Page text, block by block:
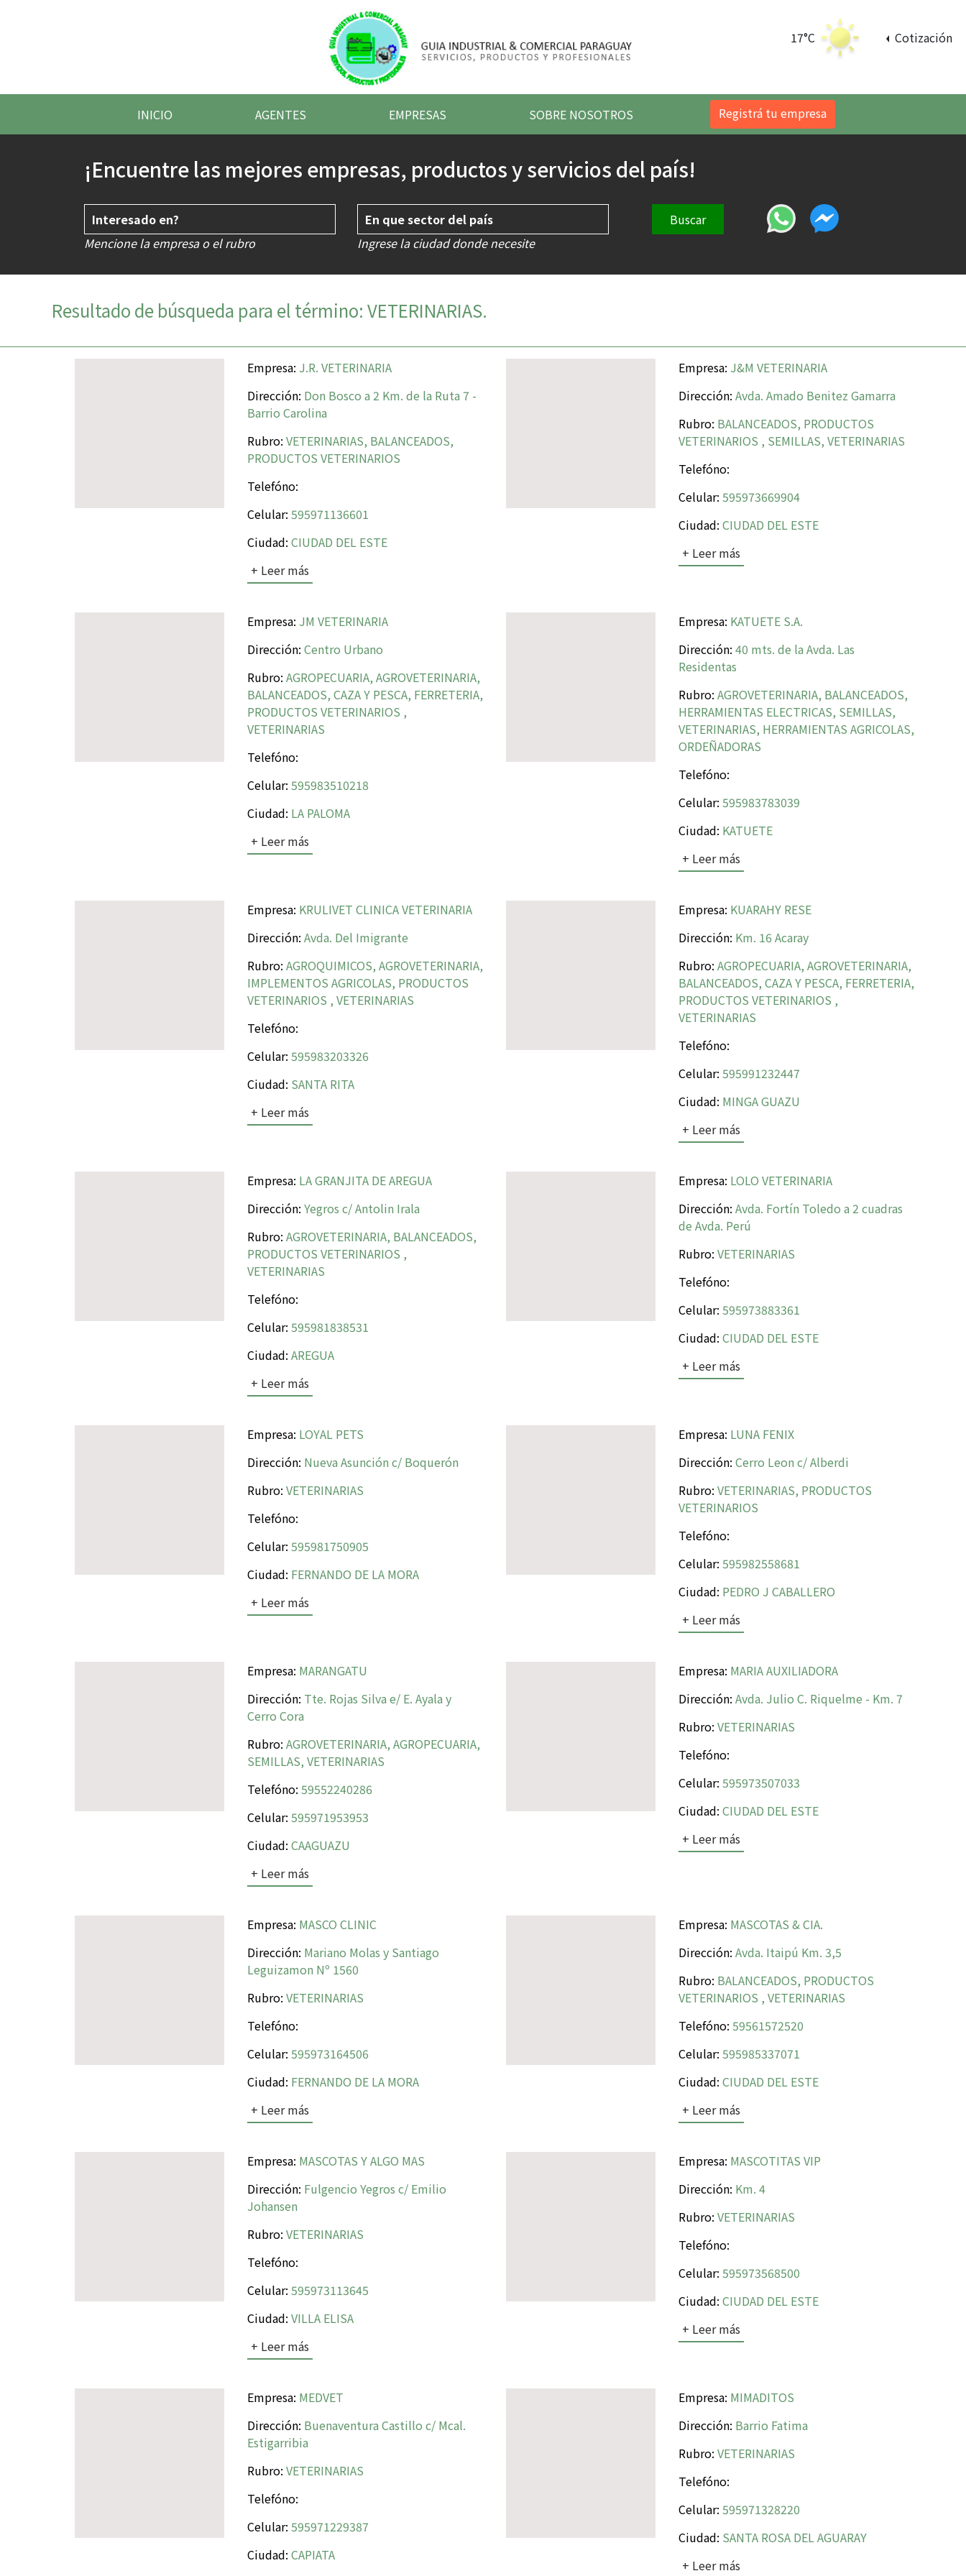
17°C Cotización
INICIO AGENTES EMPRESAS SOBRE NOSOTROS Registrá tu empresa
¡Encuentre las mejores empresas, productos y servicios del país!
Mencione la empresa o el rubro Ingrese la ciudad donde necesite
Buscar
Resultado de búsqueda para el término: VETERINARIAS.
Empresa: J.R. VETERINARIA
Dirección: Don Bosco a 2 Km. de la Ruta 7 -
Barrio Carolina
Rubro: VETERINARIAS, BALANCEADOS,
PRODUCTOS VETERINARIOS
Telefóno:
Celular: 595971136601
Ciudad: CIUDAD DEL ESTE
+ Leer más
Empresa: J&M VETERINARIA
Dirección: Avda. Amado Benitez Gamarra
Rubro: BALANCEADOS, PRODUCTOS
VETERINARIOS , SEMILLAS, VETERINARIAS
Telefóno:
Celular: 595973669904
Ciudad: CIUDAD DEL ESTE
+ Leer más
Empresa: JM VETERINARIA
Dirección: Centro Urbano
Rubro: AGROPECUARIA, AGROVETERINARIA,
BALANCEADOS, CAZA Y PESCA, FERRETERIA,
PRODUCTOS VETERINARIOS ,
VETERINARIAS
Telefóno:
Celular: 595983510218
Ciudad: LA PALOMA
+ Leer más
Empresa: KATUETE S.A.
Dirección: 40 mts. de la Avda. Las
Residentas
Rubro: AGROVETERINARIA, BALANCEADOS,
HERRAMIENTAS ELECTRICAS, SEMILLAS,
VETERINARIAS, HERRAMIENTAS AGRICOLAS,
ORDEÑADORAS
Telefóno:
Celular: 595983783039
Ciudad: KATUETE
+ Leer más
Empresa: KRULIVET CLINICA VETERINARIA
Dirección: Avda. Del Imigrante
Rubro: AGROQUIMICOS, AGROVETERINARIA,
IMPLEMENTOS AGRICOLAS, PRODUCTOS
VETERINARIOS , VETERINARIAS
Telefóno:
Celular: 595983203326
Ciudad: SANTA RITA
+ Leer más
Empresa: KUARAHY RESE
Dirección: Km. 16 Acaray
Rubro: AGROPECUARIA, AGROVETERINARIA,
BALANCEADOS, CAZA Y PESCA, FERRETERIA,
PRODUCTOS VETERINARIOS ,
VETERINARIAS
Telefóno:
Celular: 595991232447
Ciudad: MINGA GUAZU
+ Leer más
Empresa: LA GRANJITA DE AREGUA
Dirección: Yegros c/ Antolin Irala
Rubro: AGROVETERINARIA, BALANCEADOS,
PRODUCTOS VETERINARIOS ,
VETERINARIAS
Telefóno:
Celular: 595981838531
Ciudad: AREGUA
+ Leer más
Empresa: LOLO VETERINARIA
Dirección: Avda. Fortín Toledo a 2 cuadras
de Avda. Perú
Rubro: VETERINARIAS
Telefóno:
Celular: 595973883361
Ciudad: CIUDAD DEL ESTE
+ Leer más
Empresa: LOYAL PETS
Dirección: Nueva Asunción c/ Boquerón
Rubro: VETERINARIAS
Telefóno:
Celular: 595981750905
Ciudad: FERNANDO DE LA MORA
+ Leer más
Empresa: LUNA FENIX
Dirección: Cerro Leon c/ Alberdi
Rubro: VETERINARIAS, PRODUCTOS
VETERINARIOS
Telefóno:
Celular: 595982558681
Ciudad: PEDRO J CABALLERO
+ Leer más
Empresa: MARANGATU
Dirección: Tte. Rojas Silva e/ E. Ayala y
Cerro Cora
Rubro: AGROVETERINARIA, AGROPECUARIA,
SEMILLAS, VETERINARIAS
Telefóno: 59552240286
Celular: 595971953953
Ciudad: CAAGUAZU
+ Leer más
Empresa: MARIA AUXILIADORA
Dirección: Avda. Julio C. Riquelme - Km. 7
Rubro: VETERINARIAS
Telefóno:
Celular: 595973507033
Ciudad: CIUDAD DEL ESTE
+ Leer más
Empresa: MASCO CLINIC
Dirección: Mariano Molas y Santiago
Leguizamon Nº 1560
Rubro: VETERINARIAS
Telefóno:
Celular: 595973164506
Ciudad: FERNANDO DE LA MORA
+ Leer más
Empresa: MASCOTAS & CIA.
Dirección: Avda. Itaipú Km. 3,5
Rubro: BALANCEADOS, PRODUCTOS
VETERINARIOS , VETERINARIAS
Telefóno: 59561572520
Celular: 595985337071
Ciudad: CIUDAD DEL ESTE
+ Leer más
Empresa: MASCOTAS Y ALGO MAS
Dirección: Fulgencio Yegros c/ Emilio
Johansen
Rubro: VETERINARIAS
Telefóno:
Celular: 595973113645
Ciudad: VILLA ELISA
+ Leer más
Empresa: MASCOTITAS VIP
Dirección: Km. 4
Rubro: VETERINARIAS
Telefóno:
Celular: 595973568500
Ciudad: CIUDAD DEL ESTE
+ Leer más
Empresa: MEDVET
Dirección: Buenaventura Castillo c/ Mcal.
Estigarribia
Rubro: VETERINARIAS
Telefóno:
Celular: 595971229387
Ciudad: CAPIATA
Empresa: MIMADITOS
Dirección: Barrio Fatima
Rubro: VETERINARIAS
Telefóno:
Celular: 595971328220
Ciudad: SANTA ROSA DEL AGUARAY
+ Leer más